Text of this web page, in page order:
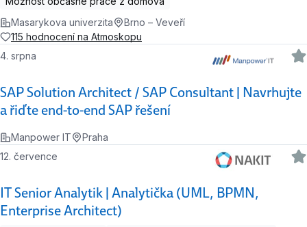
Masarykova univerzita
Brno – Veveří
115 hodnocení na Atmoskopu
SAP Solution Architect / SAP Consultant | Navrhujte
a řiďte end-to-end SAP řešení
4. srpna
Manpower IT Praha
IT Senior Analytik | Analytička (UML, BPMN,
Enterprise Architect)
12. července